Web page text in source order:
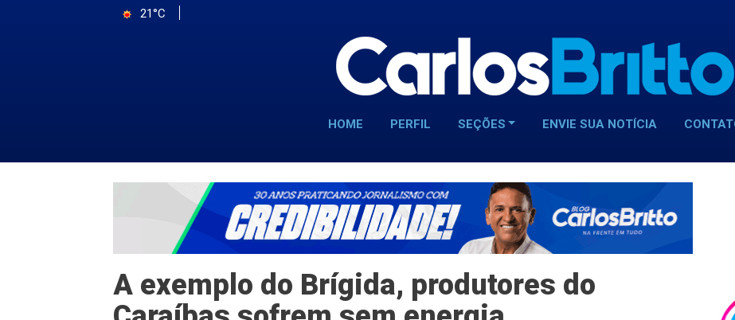
21°C
HOME PERFIL SEÇÕES ENVIE SUA NOTÍCIA
A exemplo do Brígida, produtores do